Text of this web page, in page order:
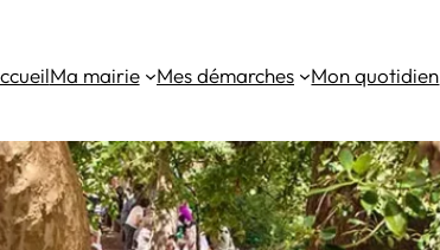
Ma mairie Mes démarches Mon quotidien